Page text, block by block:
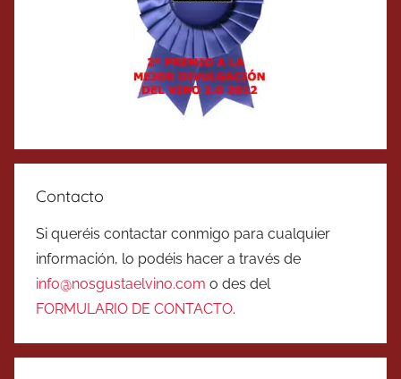
Contacto
Si queréis contactar conmigo para cualquier
información, lo podéis hacer a través de
info@nosgustaelvino.com o des del
FORMULARIO DE CONTACTO.